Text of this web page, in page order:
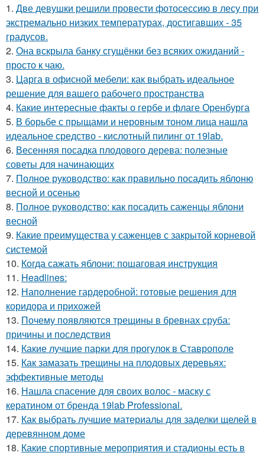
1. Две девушки решили провести фотосессию в лесу при
экстремально низких температурах, достигавших - 35
градусов.
2. Она вскрыла банку сгущёнки без всяких ожиданий -
просто к чаю.
3. Царга в офисной мебели: как выбрать идеальное
решение для вашего рабочего пространства
4. Какие интересные факты о гербе и флаге Оренбурга
5. В борьбе с прыщами и неровным тоном лица нашла
идеальное средство - кислотный пилинг от 19lab.
6. Весенняя посадка плодового дерева: полезные
советы для начинающих
7. Полное руководство: как правильно посадить яблоню
весной и осенью
8. Полное руководство: как посадить саженцы яблони
весной
9. Какие преимущества у саженцев с закрытой корневой
системой
10. Когда сажать яблони: пошаговая инструкция
11. Headlines:
12. Наполнение гардеробной: готовые решения для
коридора и прихожей
13. Почему появляются трещины в бревнах сруба:
причины и последствия
14. Какие лучшие парки для прогулок в Ставрополе
15. Как замазать трещины на плодовых деревьях:
эффективные методы
16. Нашла спасение для своих волос - маску с
кератином от бренда 19lab Professional.
17. Как выбрать лучшие материалы для заделки щелей в
деревянном доме
18. Какие спортивные мероприятия и стадионы есть в